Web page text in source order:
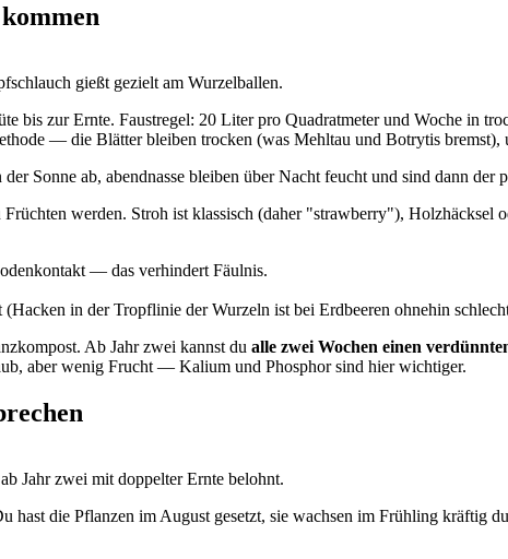
gießt gezielt am Wurzelballen.
bis zur Ernte. Faustregel: 20 Liter pro Quadratmeter und Woche in
— die Blätter bleiben trocken (was Mehltau und Botrytis bremst),
Sonne ab, abendnasse bleiben über Nacht feucht und sind dann
werden. Stroh ist klassisch (daher "strawberry"),
— das verhindert Fäulnis.
in der Tropflinie der Wurzeln ist bei Erdbeeren ohnehin
Ab Jahr zwei kannst du alle zwei Wochen einen
aber wenig Frucht — Kalium und Phosphor sind hier wichtiger.
Jahr zwei mit doppelter Ernte belohnt.
hast die Pflanzen im August gesetzt, sie wachsen im Frühling